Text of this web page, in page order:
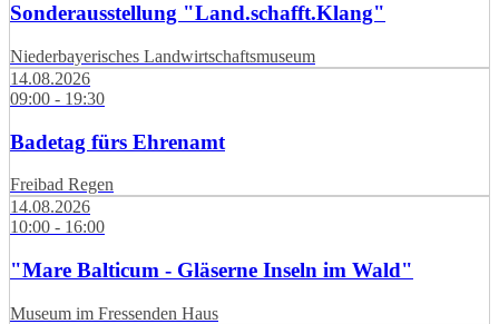
Sonderausstellung "Land.schafft.Klang"
Niederbayerisches Landwirtschaftsmuseum
14.08.2026
09:00 - 19:30
Badetag fürs Ehrenamt
Freibad Regen
14.08.2026
10:00 - 16:00
"Mare Balticum - Gläserne Inseln im Wald"
Museum im Fressenden Haus